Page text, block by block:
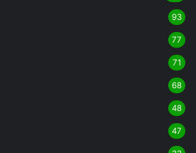
93
77
71
68
48
47